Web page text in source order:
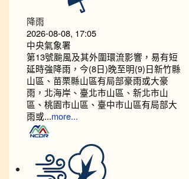
降雨
2026-08-08, 17:05
中央氣象署
第13號颱風及其外圍環流影響，易有短
延時強降雨，今(8日)晚至明(9)日新竹縣
山區、苗栗縣山區有局部豪雨或大豪
雨，北海岸、臺北市山區、新北市山
區、桃園市山區、臺中市山區有局部大
雨或...more...